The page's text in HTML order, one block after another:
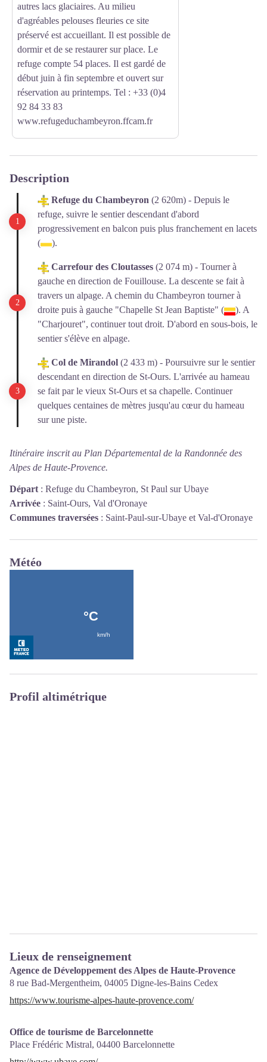
autres lacs glaciaires. Au milieu
d'agréables pelouses fleuries ce site
préservé est accueillant. Il est possible de
dormir et de se restaurer sur place. Le
refuge compte 54 places. Il est gardé de
début juin à fin septembre et ouvert sur
réservation au printemps. Tel : +33 (0)4
92 84 33 83
www.refugeduchambeyron.ffcam.fr
Description
Refuge du Chambeyron (2 620m) - Depuis le
refuge, suivre le sentier descendant d'abord
progressivement en balcon puis plus franchement en lacets
(
).
Carrefour des Cloutasses (2 074 m) - Tourner à
gauche en direction de Fouillouse. La descente se fait à
travers un alpage. A chemin du Chambeyron tourner à
droite puis à gauche "Chapelle St Jean Baptiste" (
). A
"Charjouret", continuer tout droit. D'abord en sous-bois, le
sentier s'élève en alpage.
Col de Mirandol (2 433 m) - Poursuivre sur le sentier
descendant en direction de St-Ours. L'arrivée au hameau
se fait par le vieux St-Ours et sa chapelle. Continuer
quelques centaines de mètres jusqu'au cœur du hameau
sur une piste.
Itinéraire inscrit au Plan Départemental de la Randonnée des
Alpes de Haute-Provence.
Départ : Refuge du Chambeyron, St Paul sur Ubaye
Arrivée : Saint-Ours, Val d'Oronaye
Communes traversées : Saint-Paul-sur-Ubaye et Val-d'Oronaye
Météo
Profil altimétrique
Lieux de renseignement
Agence de Développement des Alpes de Haute-Provence
8 rue Bad-Mergentheim, 04005 Digne-les-Bains Cedex
https://www.tourisme-alpes-haute-provence.com/
Office de tourisme de Barcelonnette
Place Frédéric Mistral, 04400 Barcelonnette